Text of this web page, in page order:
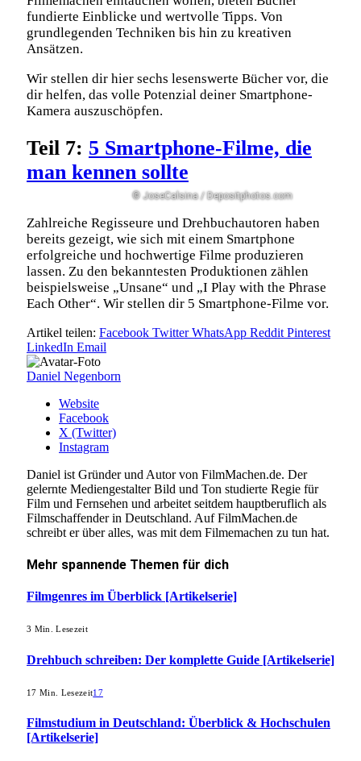
fundierte Einblicke und wertvolle Tipps. Von
grundlegenden Techniken bis hin zu kreativen
Ansätzen.
Wir stellen dir hier sechs lesenswerte Bücher vor, die
dir helfen, das volle Potenzial deiner Smartphone-
Kamera auszuschöpfen.
Teil 7: 5 Smartphone-Filme, die
man kennen sollte
© JoseCalsina / Depositphotos.com
Zahlreiche Regisseure und Drehbuchautoren haben
bereits gezeigt, wie sich mit einem Smartphone
erfolgreiche und hochwertige Filme produzieren
lassen. Zu den bekanntesten Produktionen zählen
beispielsweise „Unsane“ und „I Play with the Phrase
Each Other“. Wir stellen dir 5 Smartphone-Filme vor.
Artikel teilen: Facebook Twitter WhatsApp Reddit Pinterest
LinkedIn Email
Daniel Negenborn
Website
Facebook
X (Twitter)
Instagram
Daniel ist Gründer und Autor von FilmMachen.de. Der
gelernte Mediengestalter Bild und Ton studierte Regie für
Film und Fernsehen und arbeitet seitdem hauptberuflich als
Filmschaffender in Deutschland. Auf FilmMachen.de
schreibt er über alles, was mit dem Filmemachen zu tun hat.
Mehr spannende Themen für dich
Filmgenres im Überblick [Artikelserie]
3 Min. Lesezeit
Drehbuch schreiben: Der komplette Guide [Artikelserie]
17 Min. Lesezeit17
Filmstudium in Deutschland: Überblick & Hochschulen
[Artikelserie]